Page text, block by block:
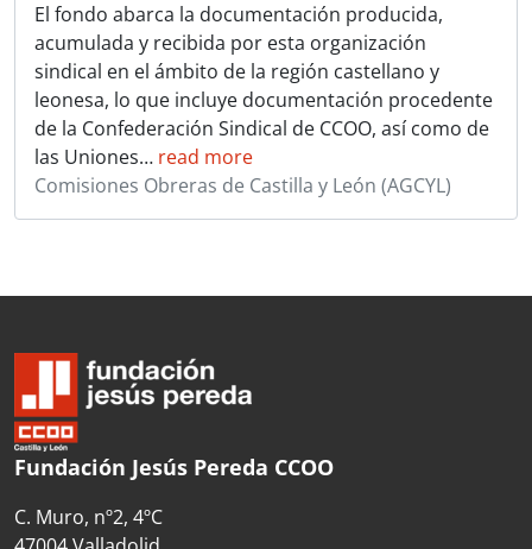
El fondo abarca la documentación producida,
acumulada y recibida por esta organización
sindical en el ámbito de la región castellano y
leonesa, lo que incluye documentación procedente
de la Confederación Sindical de CCOO, así como de
las Uniones… read more
Comisiones Obreras de Castilla y León (AGCYL)
Fundación Jesús Pereda CCOO
C. Muro, nº2, 4ºC